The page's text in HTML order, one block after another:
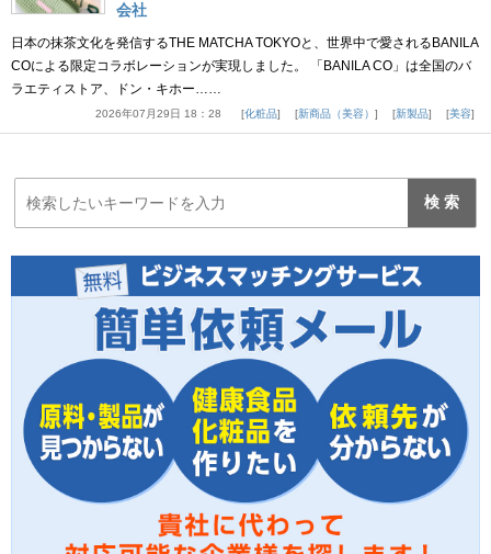
会社
日本の抹茶文化を発信するTHE MATCHA TOKYOと、世界中で愛されるBANILA
COによる限定コラボレーションが実現しました。 「BANILA CO」は全国のバ
ラエティストア、ドン・キホー……
2026年07月29日 18：28 化粧品 新商品（美容） 新製品 美容